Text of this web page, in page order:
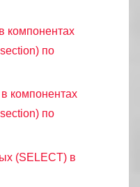
компонентах
по
компонентах
по
(SELECT) в